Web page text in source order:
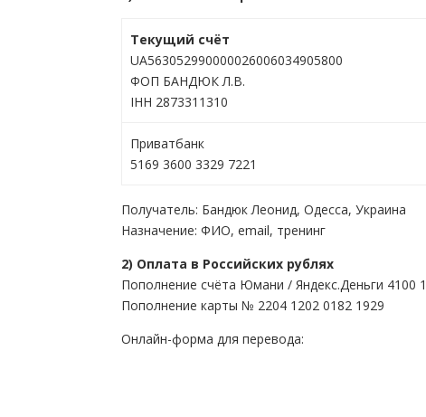
Текущий счёт
UA563052990000026006034905800
ФОП БАНДЮК Л.В.
ІНН 2873311310
Приватбанк
5169 3600 3329 7221
Получатель: Бандюк Леонид, Одесса, Украина
Назначение: ФИО, email, тренинг
2) Оплата в Российских рублях
Пополнение счёта Юмани / Яндекс.Деньги 4100
Пополнение карты № 2204 1202 0182 1929
Онлайн-форма для перевода: